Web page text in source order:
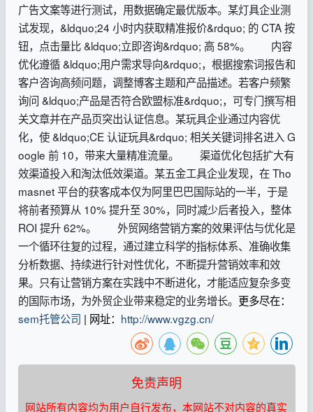
广告文案等进行测试，用数据确定最优版本。某灯具企业测
试发现，&ldquo;24 小时内获取精准报价&rdquo; 的 CTA 按
钮，点击量比 &ldquo;立即咨询&rdquo; 高 58%。 内容
优化遵循 &ldquo;用户需求导向&rdquo;，根据搜索词报告和
客户咨询高频问题，调整博客主题和产品描述。若客户频繁
询问 &ldquo;产品是否符合欧盟标准&rdquo;，可专门撰写相
关文章并在产品页突出认证信息。某玩具企业通过内容优
化，使 &ldquo;CE 认证玩具&rdquo; 相关关键词排名进入 G
oogle 前 10，带来大量精准流量。 渠道优化包括扩大有
效渠道投入和淘汰低效渠道。某五金工具企业发现，在 Tho
masnet 平台的获客成本仅为阿里巴巴国际站的一半，于是
将前者预算从 10% 提升至 30%，同时减少后者投入，整体
ROI 提升 62%。 外贸网络营销方案的效果评估与优化是
一个循环往复的过程，通过建立科学的指标体系、准确收集
分析数据、持续进行针对性优化，不断提升营销效率和效
果。只有让营销方案在实践中不断进化，才能适应复杂多变
的国际市场，为外贸企业带来稳定的业务增长。 更多尽在：
sem托管公司 | 网址： http://www.vgzg.cn/
免责声明
网站所有内容均为用户自行发布，本网站不对内容的真实